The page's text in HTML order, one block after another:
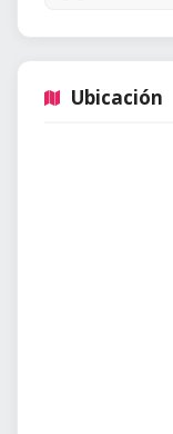
Ubicación